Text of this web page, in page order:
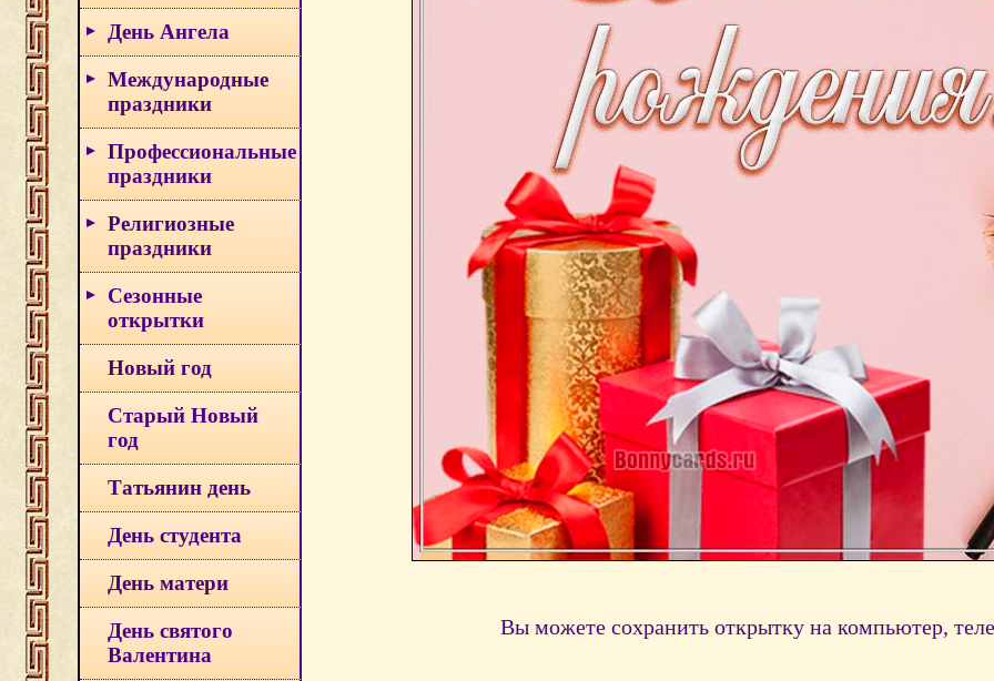
День Ангела
Международные
праздники
Профессиональные
праздники
Религиозные
праздники
Сезонные
открытки
Новый год
Старый Новый
год
Татьянин день
День студента
День матери
День святого
Валентина
Вы можете сохранить открытку на компьютер,